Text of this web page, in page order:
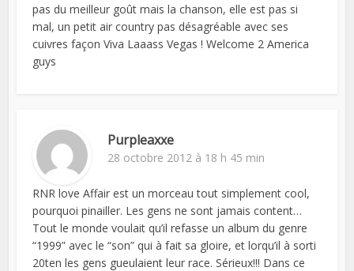
pas du meilleur goût mais la chanson, elle est pas si
mal, un petit air country pas désagréable avec ses
cuivres façon Viva Laaass Vegas ! Welcome 2 America
guys
Purpleaxxe
28 octobre 2012 à 18 h 45 min
RNR love Affair est un morceau tout simplement cool,
pourquoi pinailler. Les gens ne sont jamais content…
Tout le monde voulait qu’il refasse un album du genre
“1999” avec le “son” qui à fait sa gloire, et lorqu’il à sorti
20ten les gens gueulaient leur race. Sérieux!!! Dans ce